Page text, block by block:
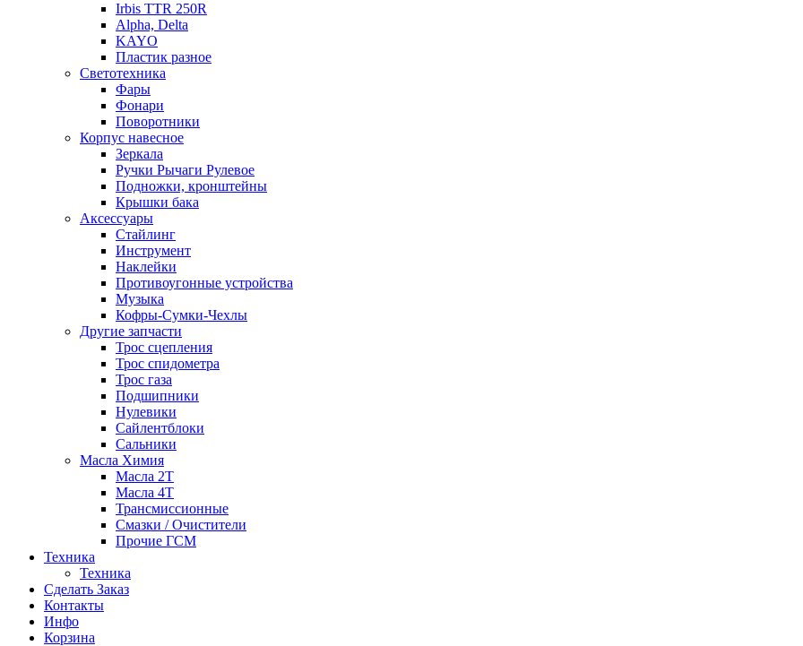
Irbis TTR 250R
Alpha, Delta
KAYO
Пластик разное
Светотехника
Фары
Фонари
Поворотники
Корпус навесное
Зеркала
Ручки Рычаги Рулевое
Подножки, кронштейны
Крышки бака
Аксессуары
Стайлинг
Инструмент
Наклейки
Противоугонные устройства
Музыка
Кофры-Сумки-Чехлы
Другие запчасти
Трос сцепления
Трос спидометра
Трос газа
Подшипники
Нулевики
Сайлентблоки
Сальники
Масла Химия
Масла 2Т
Масла 4Т
Трансмиссионные
Смазки / Очистители
Прочие ГСМ
Техника
Техника
Сделать Заказ
Контакты
Инфо
Корзина